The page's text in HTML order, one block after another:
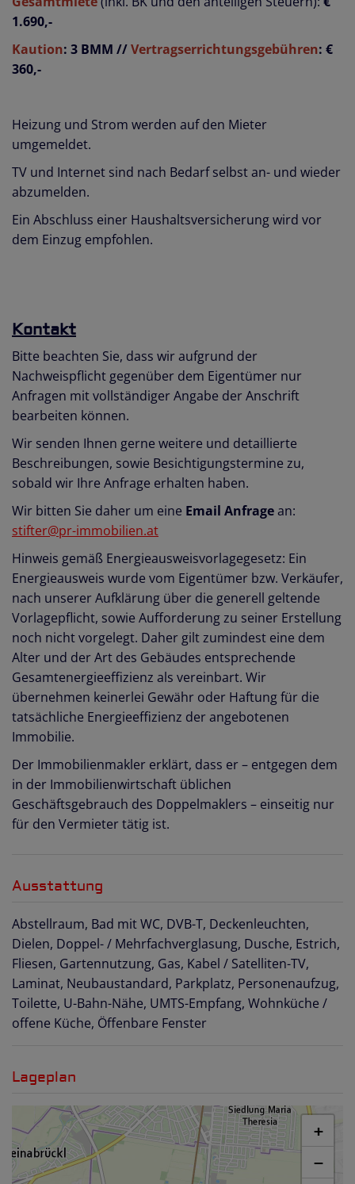
1.690,-
Kaution: 3 BMM //Vertragserrichtungsgebühren: €
360,-
Heizung und Strom werden auf den Mieter
umgemeldet.
TV und Internet sind nach Bedarf selbst an- und wieder
abzumelden.
Ein Abschluss einer Haushaltsversicherung wird vor
dem Einzug empfohlen.
Kontakt
Bitte beachten Sie, dass wir aufgrund der
Nachweispflicht gegenüber dem Eigentümer nur
Anfragen mit vollständiger Angabe der Anschrift
bearbeiten können.
Wir senden Ihnen gerne weitere und detaillierte
Beschreibungen, sowie Besichtigungstermine zu,
sobald wir Ihre Anfrage erhalten haben.
Wir bitten Sie daher um eine Email Anfragean:
stifter@pr-immobilien.at
Hinweis gemäß Energieausweisvorlagegesetz: Ein
Energieausweis wurde vom Eigentümer bzw. Verkäufer,
nach unserer Aufklärung über die generell geltende
Vorlagepflicht, sowie Aufforderung zu seiner Erstellung
noch nicht vorgelegt. Daher gilt zumindest eine dem
Alter und der Art des Gebäudes entsprechende
Gesamtenergieeffizienz als vereinbart. Wir
übernehmen keinerlei Gewähr oder Haftung für die
tatsächliche Energieeffizienz der angebotenen
Immobilie.
Der Immobilienmakler erklärt, dass er – entgegen dem
in der Immobilienwirtschaft üblichen
Geschäftsgebrauch des Doppelmaklers – einseitig nur
für den Vermieter tätig ist.
Ausstattung
Abstellraum Bad mit WC DVB-T Deckenleuchten
Dielen Doppel- / Mehrfachverglasung Dusche Estrich
Fliesen Gartennutzung Gas Kabel / Satelliten-TV
Laminat Neubaustandard Parkplatz Personenaufzug
Toilette U-Bahn-Nähe UMTS-Empfang Wohnküche /
offene Küche Öffenbare Fenster
Lageplan
+
−